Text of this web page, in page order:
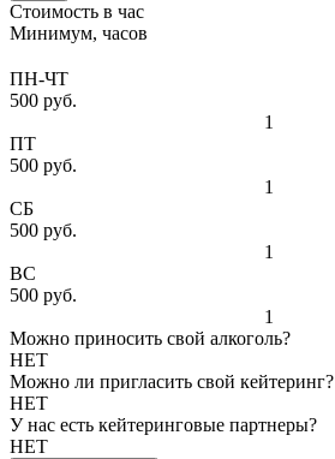
Стоимость в час
Минимум, часов
ПН-ЧТ
500 руб.
1
ПТ
500 руб.
1
СБ
500 руб.
1
ВС
500 руб.
1
Можно приносить свой алкоголь?
НЕТ
Можно ли пригласить свой кейтеринг?
НЕТ
У нас есть кейтеринговые партнеры?
НЕТ